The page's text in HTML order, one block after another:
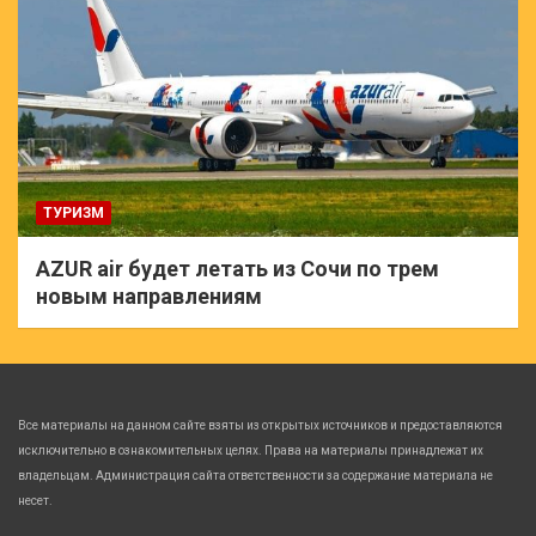
ТУРИЗМ
AZUR air будет летать из Сочи по трем
новым направлениям
Все материалы на данном сайте взяты из открытых источников и предоставляются
исключительно в ознакомительных целях. Права на материалы принадлежат их
владельцам. Администрация сайта ответственности за содержание материала не
несет.